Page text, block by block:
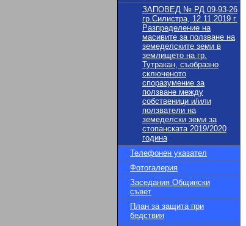
ЗАПОВЕД № РД 09-93-26
гр.Силистра, 12.11.2019 г.
Разпределение на
масивите за ползване на
земеделските земи в
землището на гр.
Тутракан, съобразно
сключеното
споразумение за
ползване между
собственици и/или
ползватели на
земеделски земи за
стопанската 2019/2020
година
Телефонен указател
Фотогалерия
Заседания Общински
съвет
План за защита при
бедствия